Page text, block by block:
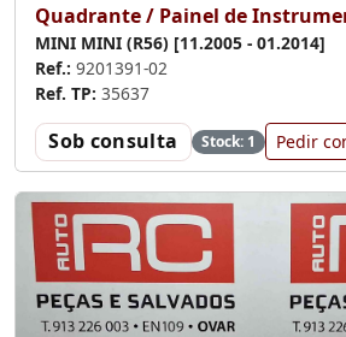
Quadrante / Painel de
MINI MINI (R56) [11.2005 - 01.2014]
Ref.: 9201391-02
Ref. TP: 35637
Sob consulta Stock: 1 Pedir